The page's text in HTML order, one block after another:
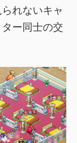
れないキャ
ー同士の交